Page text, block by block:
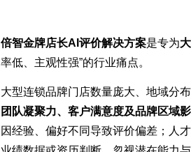
倍智金牌店长AI评价解决方案是专为
率低、主观性强”的行业痛点。
大型连锁品牌门店数量庞大、地域分布
团队凝聚力、客户满意度及品牌区域
因经验、偏好不同导致评价偏差；人